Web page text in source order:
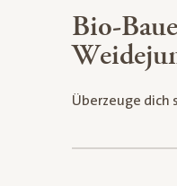
Bio-
Überzeuge dich